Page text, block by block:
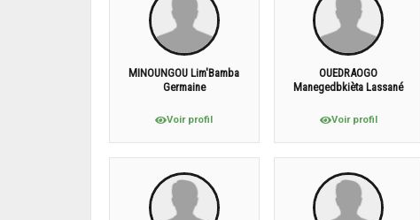
MINOUNGOU Lim'Bamba
Germaine
Voir profil
OUEDRAOGO
Manegedbkièta Lassané
Voir profil